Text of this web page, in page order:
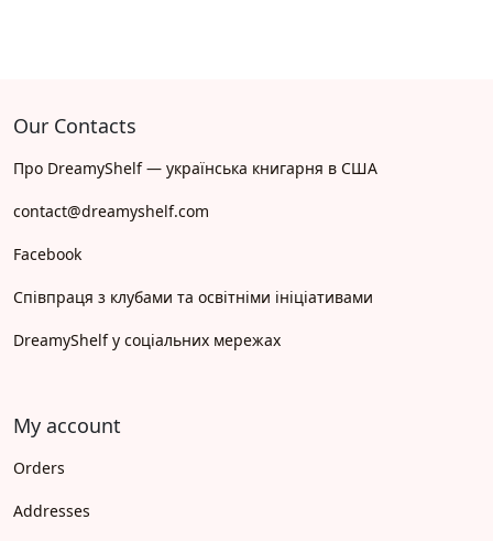
Our Contacts
Про DreamyShelf — українська книгарня в США
contact@dreamyshelf.com
Facebook
Співпраця з клубами та освітніми ініціативами
DreamyShelf у соціальних мережах
My account
Orders
Addresses